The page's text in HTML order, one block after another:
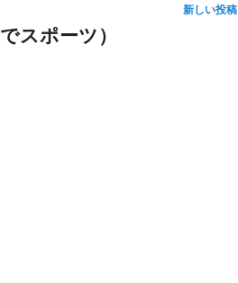
新しい投稿
スポーツ）